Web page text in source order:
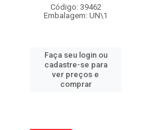
Código: 39462
Embalagem: UN\1
Faça seu login ou
cadastre-se para
ver preços e
comprar